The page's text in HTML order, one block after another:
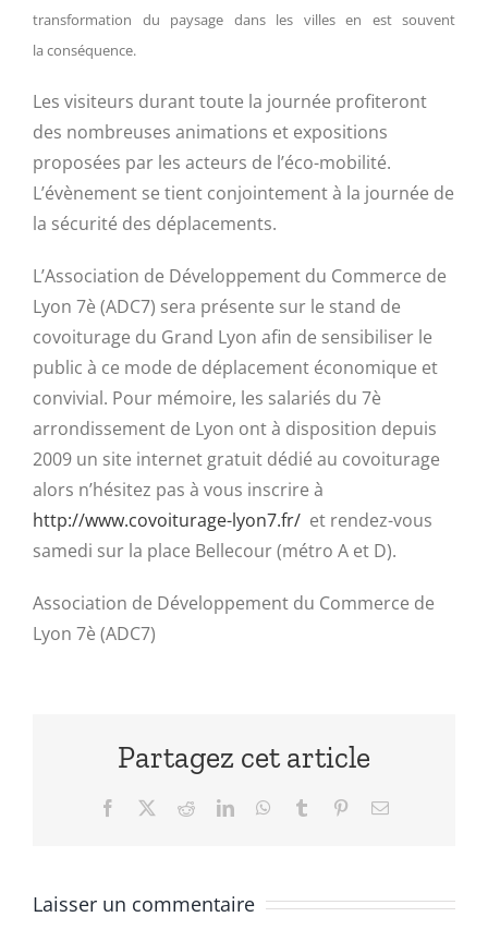
transformation du paysage dans les villes en est souvent
la conséquence.
Les visiteurs durant toute la journée profiteront
des nombreuses animations et expositions
proposées par les acteurs de l’éco-mobilité.
L’évènement se tient conjointement à la journée de
la sécurité des déplacements.
L’Association de Développement du Commerce de
Lyon 7è (ADC7) sera présente sur le stand de
covoiturage du Grand Lyon afin de sensibiliser le
public à ce mode de déplacement économique et
convivial. Pour mémoire, les salariés du 7è
arrondissement de Lyon ont à disposition depuis
2009 un site internet gratuit dédié au covoiturage
alors n’hésitez pas à vous inscrire à
http://www.covoiturage-lyon7.fr/ et rendez-vous
samedi sur la place Bellecour (métro A et D).
Association de Développement du Commerce de
Lyon 7è (ADC7)
Partagez cet article
Facebook RedditLinkedInWhatsApp
Tumblr PinterestEmail
Laisser un commentaire